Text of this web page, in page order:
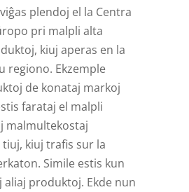
plendoj el la Centra
pri malpli alta
kiuj aperas en la
regiono. Ekzemple
de konataj markoj
farataj el malpli
malmultekostaj
kiuj trafis sur la
Simile estis kun
aliaj produktoj. Ekde nun